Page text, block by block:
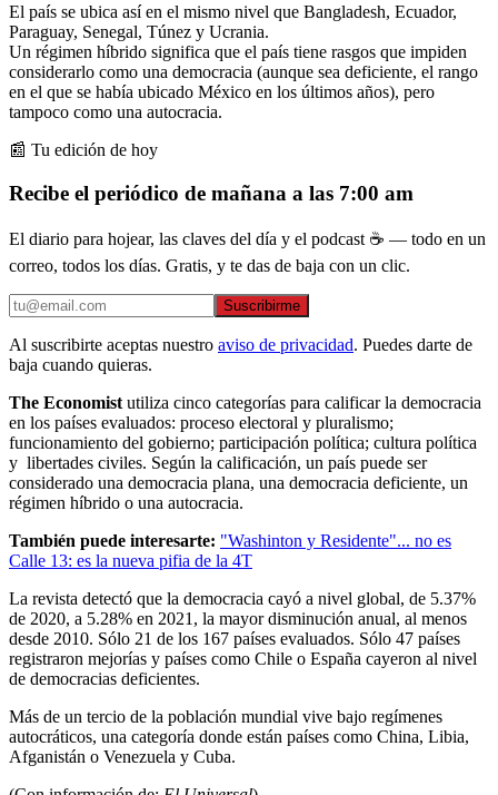
El país se ubica así en el mismo nivel que Bangladesh, Ecuador,
Paraguay, Senegal, Túnez y Ucrania.
Un régimen híbrido significa que el país tiene rasgos que impiden
considerarlo como una democracia (aunque sea deficiente, el rango
en el que se había ubicado México en los últimos años), pero
tampoco como una autocracia.
📰 Tu edición de hoy
Recibe el periódico de mañana a las 7:00 am
El diario para hojear, las claves del día y el podcast ☕ — todo en un
correo, todos los días. Gratis, y te das de baja con un clic.
Suscribirme
Al suscribirte aceptas nuestro aviso de privacidad. Puedes darte de
baja cuando quieras.
The Economist utiliza cinco categorías para calificar la democracia
en los países evaluados: proceso electoral y pluralismo;
funcionamiento del gobierno; participación política; cultura política
y libertades civiles. Según la calificación, un país puede ser
considerado una democracia plana, una democracia deficiente, un
régimen híbrido o una autocracia.
También puede interesarte: "Washinton y Residente"... no es
Calle 13: es la nueva pifia de la 4T
La revista detectó que la democracia cayó a nivel global, de 5.37%
de 2020, a 5.28% en 2021, la mayor disminución anual, al menos
desde 2010. Sólo 21 de los 167 países evaluados. Sólo 47 países
registraron mejorías y países como Chile o España cayeron al nivel
de democracias deficientes.
Más de un tercio de la población mundial vive bajo regímenes
autocráticos, una categoría donde están países como China, Libia,
Afganistán o Venezuela y Cuba.